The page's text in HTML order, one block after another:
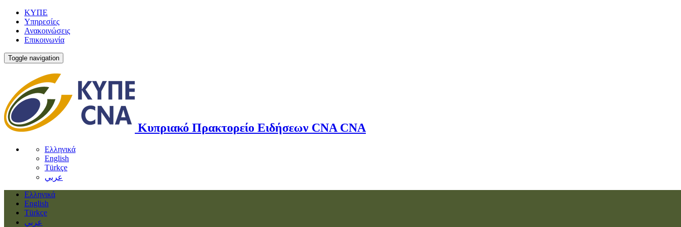
ΚΥΠΕ
Υπηρεσίες
Ανακοινώσεις
Επικοινωνία
Toggle navigation
Κυπριακό Πρακτορείο Ειδήσεων CNA CNA
Ελληνικά
English
Türkçe
عربي
Ελληνικά
English
Türkçe
عربي